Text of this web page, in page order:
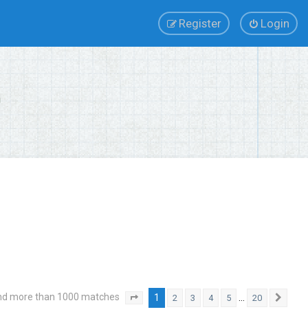
Login
Register
more than 1000 matches Page of
1 2 3 4 5 … 20